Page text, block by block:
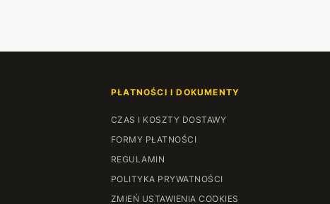
PŁATNOŚCI I DOKUMENTY
CZAS I KOSZTY DOSTAWY
FORMY PŁATNOŚCI
REGULAMIN
POLITYKA PRYWATNOŚCI
ZMIEŃ USTAWIENIA COOKIES